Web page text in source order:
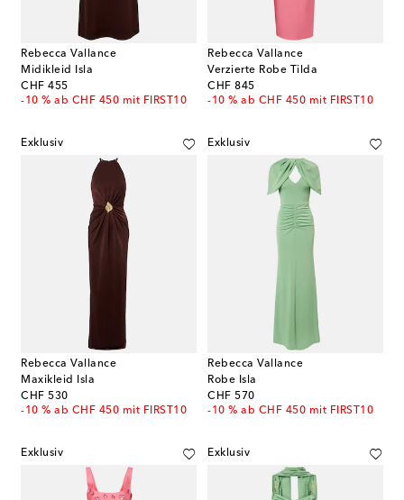
Rebecca Vallance
Midikleid Isla
CHF 455
original price
-10 % ab CHF 450 mit FIRST10
Rebecca Vallance
Verzierte Robe Tilda
CHF 845
original price
-10 % ab CHF 450 mit FIRST10
Exklusiv
Rebecca Vallance
Maxikleid Isla
CHF 530
original price
-10 % ab CHF 450 mit FIRST10
Exklusiv
Rebecca Vallance
Robe Isla
CHF 570
original price
-10 % ab CHF 450 mit FIRST10
Exklusiv Exklusiv